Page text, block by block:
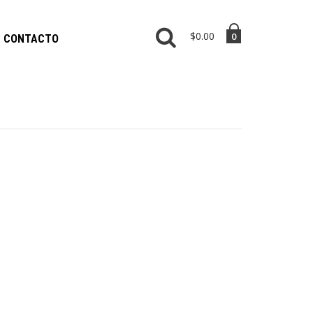
CONTACTO 0
$0.00